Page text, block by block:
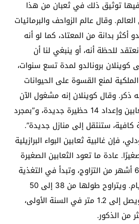
فيها توثيق ذلك في ثعبان من هذا
وقال عالم الزواحف والبرمائيات
أكثر بدانة من المعتاد، كما لو أنه
للحظة أنه، أو ينبغي لنا أن
كوينلان برونالدو لمدة تسع سنوات،
لمنع القسوة على الحيوانات
ذكر. وقال كوينلان إنه مشغول الآن
بتحديد جنس صغار الثعابين وإعداد 14 حظيرة جديدة، و”بمجرد
كافية، ستنتقل إلى منازل جديدة”.
فإن غالبية ثعابين البواء البرازيلية
ما بين 12 إلى 15 صغيرًا. عادة ما تعود الثعابين الصغيرة
إلى الحياة بعد حوالي 6 أشهر من التزاوج، وتبدأ في التغذية
عندما يبلغ عمرها 10 أيام. ويتراوح طولها من 38 إلى 50
سنتيمتراً عند الولادة، ويصل إلى 1.2 متر في السنة الأولى،
من الذكور.